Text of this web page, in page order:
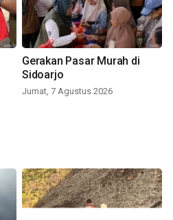
Gerakan Pasar Murah di
Sidoarjo
Jumat, 7 Agustus 2026